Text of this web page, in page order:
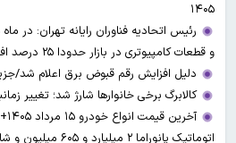
۱۴۰۵
رئیس اتحادیه فناوران رایانه تهران: در
و قطعات کامپیوتری در بازار حدودا ۲۵ درصد افزایش داشته است
دلیل افزایش رقم قبوض برق اعلام شد/
کالابرگ برخی خانوارها شارژ شد؛ تغییر